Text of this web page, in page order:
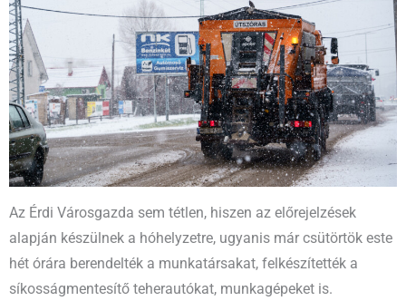
Az Érdi Városgazda sem tétlen, hiszen az előrejelzések
alapján készülnek a hóhelyzetre, ugyanis már csütörtök este
hét órára berendelték a munkatársakat, felkészítették a
síkosságmentesítő teherautókat, munkagépeket is.